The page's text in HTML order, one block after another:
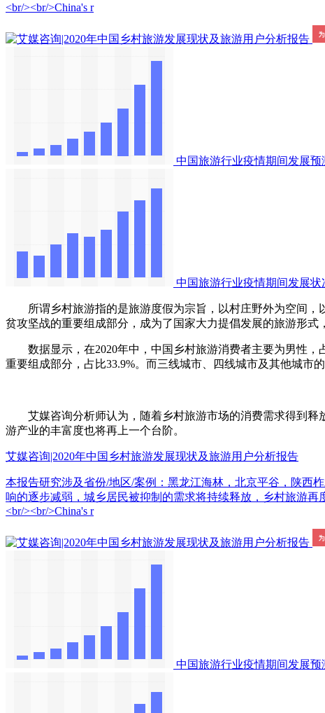
<br/><br/>China's r
中国旅游行业疫情期间发展预
中国旅游行业疫情期间发展状
所谓乡村旅游指的是旅游度假为宗旨，以村庄野外为空间，
贫攻坚战的重要组成部分，成为了国家大力提倡发展的旅游形式
数据显示，在2020年中，中国乡村旅游消费者主要为男性，
重要组成部分，占比33.9%。而三线城市、四线城市及其他城市
艾媒咨询分析师认为，随着乡村旅游市场的消费需求得到释
游产业的丰富度也将再上一个台阶。
艾媒咨询|2020年中国乡村旅游发展现状及旅游用户分析报告
本报告研究涉及省份/地区/案例：黑龙江海林，北京平谷，陕西
响的逐步减弱，城乡居民被抑制的需求将持续释放，乡村旅游再
<br/><br/>China's r
中国旅游行业疫情期间发展预